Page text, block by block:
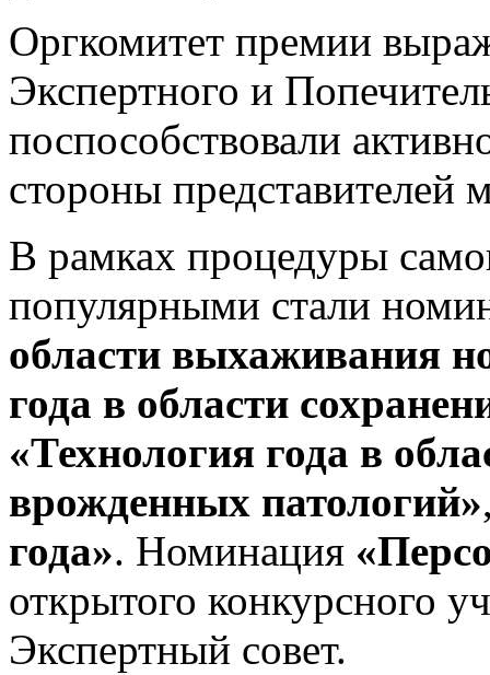
Оргкомитет премии
Экспертного и
поспособствовали
стороны представителей
В рамках процедуры
популярными стали
области выхаживания
года в области
«Технология года в
врожденных патологий»
года». Номинация
открытого конкурсного
Экспертный совет.